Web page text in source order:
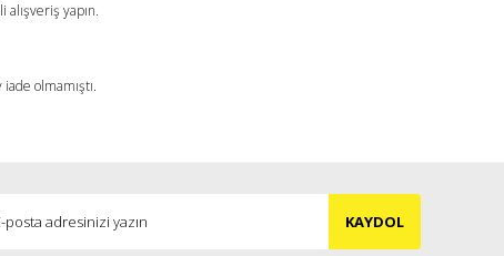
yapın.
olmamıştı.
KAYDOL